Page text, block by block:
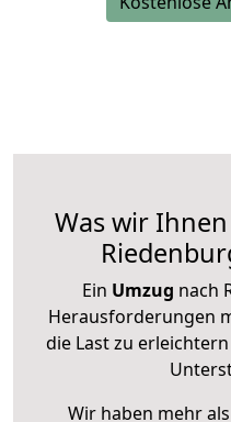
Was wir
Ein Umzug nach
Herausforderungen
die Last zu
Wir haben mehr